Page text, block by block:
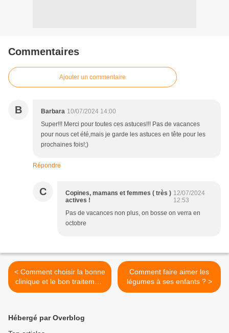
Commentaires
Ajouter un commentaire
B Barbara 10/07/2024 14:00
Super!!! Merci pour toutes ces astuces!!! Pas de vacances
pour nous cet été,mais je garde les astuces en tête pour les
prochaines fois!;)
Répondre
C
Copines, mamans et femmes ( très )
actives !
12/07/2024
12:53
Pas de vacances non plus, on bosse on verra en
octobre
< Comment choisir la bonne
clinique et le bon traitement
pour tonifier et raffermir son
Comment faire aimer les
légumes à ses enfants ? >
Hébergé par Overblog